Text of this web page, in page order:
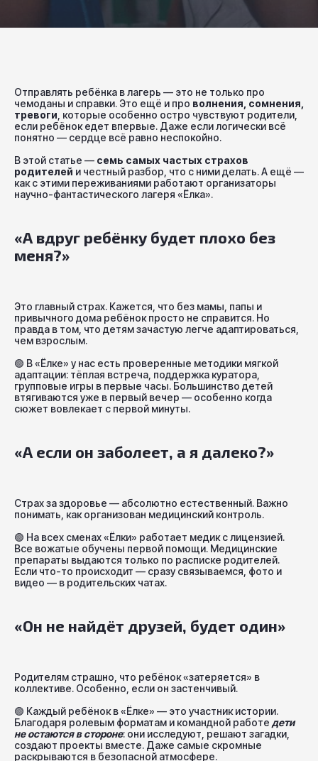
Отправлять ребёнка в лагерь — это не только про
чемоданы и справки. Это ещё и про волнения, сомнения,
тревоги , которые особенно остро чувствуют родители,
если ребёнок едет впервые. Даже если логически всё
понятно — сердце всё равно неспокойно.
В этой статье — семь самых частых страхов
родителей и честный разбор, что с ними делать. А ещё —
как с этими переживаниями работают организаторы
научно-фантастического лагеря «Ёлка».
«А вдруг ребёнку будет плохо без
меня?»
Это главный страх. Кажется, что без мамы, папы и
привычного дома ребёнок просто не справится. Но
правда в том, что детям зачастую легче адаптироваться,
чем взрослым.
🟢 В «Ёлке» у нас есть проверенные методики мягкой
адаптации: тёплая встреча, поддержка куратора,
групповые игры в первые часы. Большинство детей
втягиваются уже в первый вечер — особенно когда
сюжет вовлекает с первой минуты.
«А если он заболеет, а я далеко?»
Страх за здоровье — абсолютно естественный. Важно
понимать, как организован медицинский контроль.
🟢 На всех сменах «Ёлки» работает медик с лицензией.
Все вожатые обучены первой помощи. Медицинские
препараты выдаются только по расписке родителей.
Если что-то происходит — сразу связываемся, фото и
видео — в родительских чатах.
«Он не найдёт друзей, будет один»
Родителям страшно, что ребёнок «затеряется» в
коллективе. Особенно, если он застенчивый.
🟢 Каждый ребёнок в «Ёлке» — это участник истории.
Благодаря ролевым форматам и командной работе дети
не остаются в стороне: они исследуют, решают загадки,
создают проекты вместе. Даже самые скромные
раскрываются в безопасной атмосфере.